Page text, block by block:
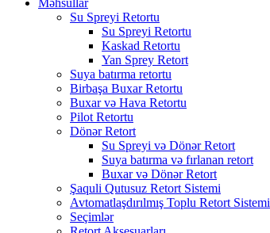
Məhsullar
Su Spreyi Retortu
Su Spreyi Retortu
Kaskad Retortu
Yan Sprey Retort
Suya batırma retortu
Birbaşa Buxar Retortu
Buxar və Hava Retortu
Pilot Retortu
Dönər Retort
Su Spreyi və Dönər Retort
Suya batırma və fırlanan retort
Buxar və Dönər Retort
Şaquli Qutusuz Retort Sistemi
Avtomatlaşdırılmış Toplu Retort Sistemi
Seçimlər